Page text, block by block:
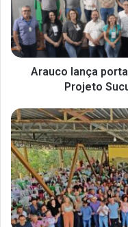
Arauco lança
Projeto